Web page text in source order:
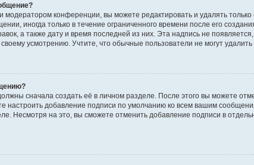
модератором конференции, вы можете редактировать и удалять
иногда только в течение ограниченного времени после его
а также дату и время последней из них. Эта надпись не
усмотрению. Учтите, что обычные пользователи не могут
сначала создать её в личном разделе. После этого вы можете
настроить добавление подписи по умолчанию ко всем вашим
Несмотря на это, вы сможете отменить добавление подписи в